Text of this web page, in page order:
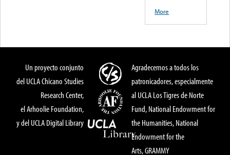
More
Un proyecto conjunto
del UCLA Chicano Studies
Research Center,
el Arhoolie Foundation,
y del UCLA Digital Library
Agradecemos a todos los
patronicadores, especialmente
al UCLA Los Tigres de Norte
Fund, National Endowment for
the Humanities, National
Endowment for the
Arts, GRAMMY